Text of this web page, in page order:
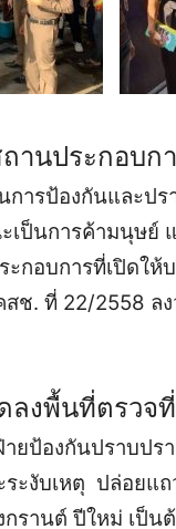
านประกอบก
ารป้องกันและป
ป็นการค้ามนุษย์
กอบการที่เปิดใ
ช. ที่ 22/2558 ล
ลงพื้นที่ตรวจ
ยป้องกันปราบปร
ะงับเหตุ ปล่อยแ
กรานต์ ปีใหม่ เป็